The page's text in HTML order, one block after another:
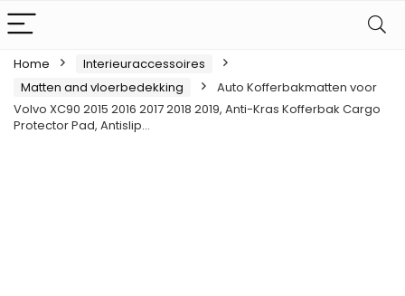
Home
Interieuraccessoires
Matten and vloerbedekking
Auto Kofferbakmatten voor
Volvo XC90 2015 2016 2017 2018 2019, Anti-Kras Kofferbak Cargo
Protector Pad, Antislip…